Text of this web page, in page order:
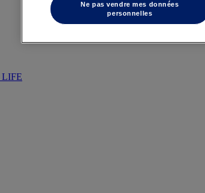
LIFE
Ne pas vendre mes données
personnelles